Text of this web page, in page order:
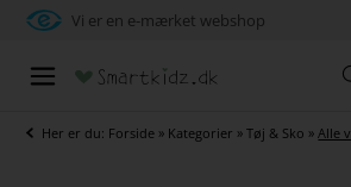
Vi er en e-mærket webshop
Her er du: Forside » Kategorier »Tøj & Sko »Alle